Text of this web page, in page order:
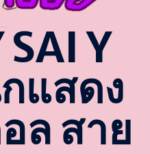
Y
แสดง
ล สาย